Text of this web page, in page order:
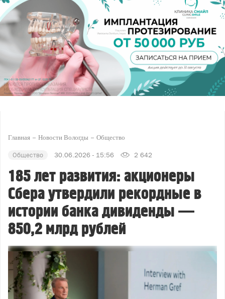
Главная Новости Вологды Общество
Общество 30.06.2026 - 15:56 2 642
185 лет развития: акционеры
Сбера утвердили рекордные в
истории банка дивиденды —
850,2 млрд рублей